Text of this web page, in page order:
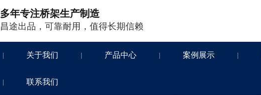
多年专注桥架生产制造
昌途出品，可靠耐用，值得长期信赖
| 关于我们 | 产品中心 | 案例展示 |
| 联系我们